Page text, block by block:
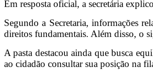
Em resposta oficial, a secretária
Segundo a Secretaria, informações
direitos fundamentais. Além disso, o
A pasta destacou ainda que busca
ao cidadão consultar sua posição na